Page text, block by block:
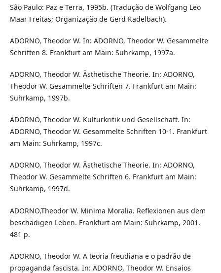
São Paulo: Paz e Terra, 1995b. (Tradução de Wolfgang Leo
Maar Freitas; Organização de Gerd Kadelbach).
ADORNO, Theodor W. In: ADORNO, Theodor W. Gesammelte
Schriften 8. Frankfurt am Main: Suhrkamp, 1997a.
ADORNO, Theodor W. Ästhetische Theorie. In: ADORNO,
Theodor W. Gesammelte Schriften 7. Frankfurt am Main:
Suhrkamp, 1997b.
ADORNO, Theodor W. Kulturkritik und Gesellschaft. In:
ADORNO, Theodor W. Gesammelte Schriften 10-1. Frankfurt
am Main: Suhrkamp, 1997c.
ADORNO, Theodor W. Ästhetische Theorie. In: ADORNO,
Theodor W. Gesammelte Schriften 6. Frankfurt am Main:
Suhrkamp, 1997d.
ADORNO,Theodor W. Minima Moralia. Reflexionen aus dem
beschädigen Leben. Frankfurt am Main: Suhrkamp, 2001.
481 p.
ADORNO, Theodor W. A teoria freudiana e o padrão de
propaganda fascista. In: ADORNO, Theodor W. Ensaios